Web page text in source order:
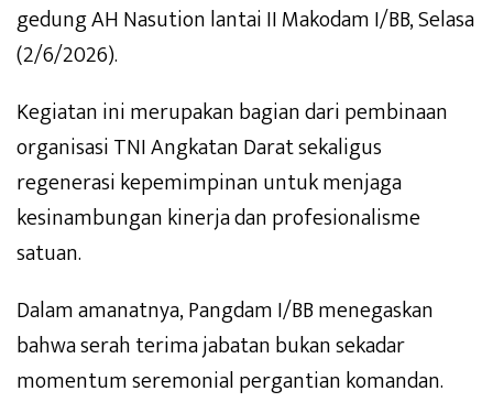
gedung AH Nasution lantai II Makodam I/BB, Selasa
(2/6/2026).
Kegiatan ini merupakan bagian dari pembinaan
organisasi TNI Angkatan Darat sekaligus
regenerasi kepemimpinan untuk menjaga
kesinambungan kinerja dan profesionalisme
satuan.
Dalam amanatnya, Pangdam I/BB menegaskan
bahwa serah terima jabatan bukan sekadar
momentum seremonial pergantian komandan.